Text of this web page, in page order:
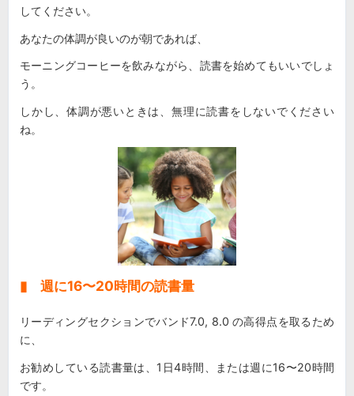
してください。
あなたの体調が良いのが朝であれば、
モーニングコーヒーを飲みながら、読書を始めてもいいでしょ
う。
しかし、体調が悪いときは、無理に読書をしないでください
ね。
▮ 週に16〜20時間の読書量
リーディングセクションでバンド7.0, 8.0 の高得点を取るため
に、
お勧めしている読書量は、1日4時間、または週に16〜20時間
です。